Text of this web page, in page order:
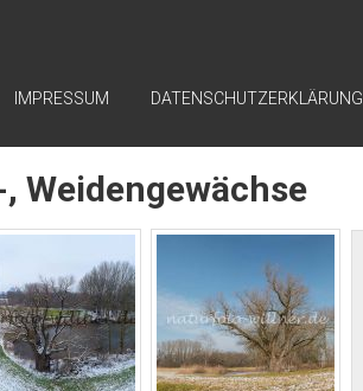
IMPRESSUM DATENSCHUTZERKLÄRUNG
Weidengewächse